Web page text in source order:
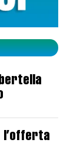
l’offerta